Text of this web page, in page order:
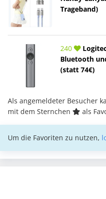
Trageband)
240
Bluetooth
(statt 74€)
Als angemeldeter Besucher
mit dem Sternchen
als
Um die Favoriten zu nutzen,